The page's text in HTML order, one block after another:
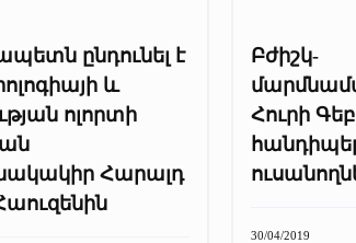
ընդունել է
և
ոլորտի
Հարալդ
Բժիշկ-
Հուրի
30/04/2019